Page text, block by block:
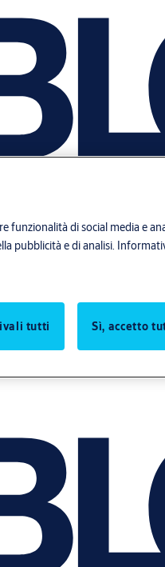
funzionalità di social media e
pubblicità e di analisi.
tutti
Sì, accetto